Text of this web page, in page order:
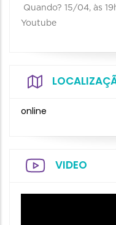
Quando? 15/04, às
Youtube⁣
online
VIDEO